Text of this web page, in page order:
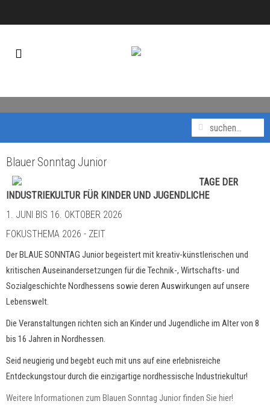
Blauer Sonntag Junior
TAGE DER
INDUSTRIEKULTUR FÜR KINDER UND JUGENDLICHE
1. JUNI BIS 16. OKTOBER 2026
FOKUSTHEMA 2026 - ZEIT
Der BLAUE SONNTAG Junior begeistert mit kreativ-künstlerischen und
kritischen Auseinandersetzungen für die Technik-, Wirtschafts- und
Sozialgeschichte Nordhessens sowie deren Auswirkungen auf unsere
Lebenswelt.
Die Veranstaltungen richten sich an Kinder und Jugendliche im Alter von 8
bis 16 Jahren in Nordhessen.
Seid neugierig und begebt euch mit uns auf eine erlebnisreiche
Entdeckungstour durch die einzigartige nordhessische Industriekultur!
Weitere Informationen zum Blauen Sonntag Junior finden Sie hier!